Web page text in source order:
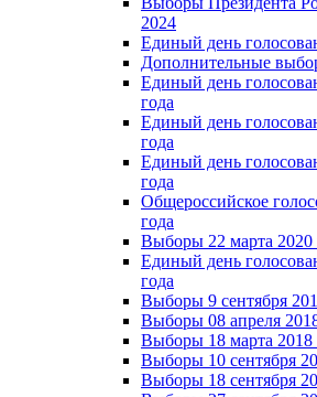
2024
Единый день
Дополнительные
Единый день
года
Единый день
года
Единый день
года
Общероссийское
года
Выборы 22 марта 2020
Единый день
года
Выборы 9 сентября
Выборы 08 апреля
Выборы 18 марта
Выборы 10 сентября
Выборы 18 сентября